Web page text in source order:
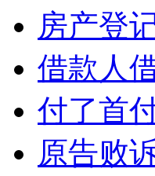
房产登
借款人
付了首
原告败